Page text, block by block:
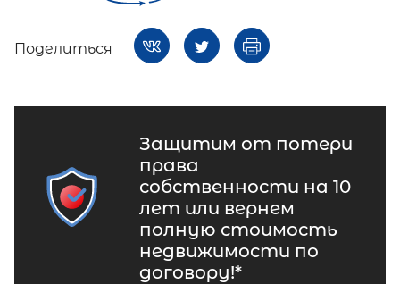
Поделиться
Защитим от потери
права
собственности на 10
лет или вернем
полную стоимость
недвижимости по
договору!*